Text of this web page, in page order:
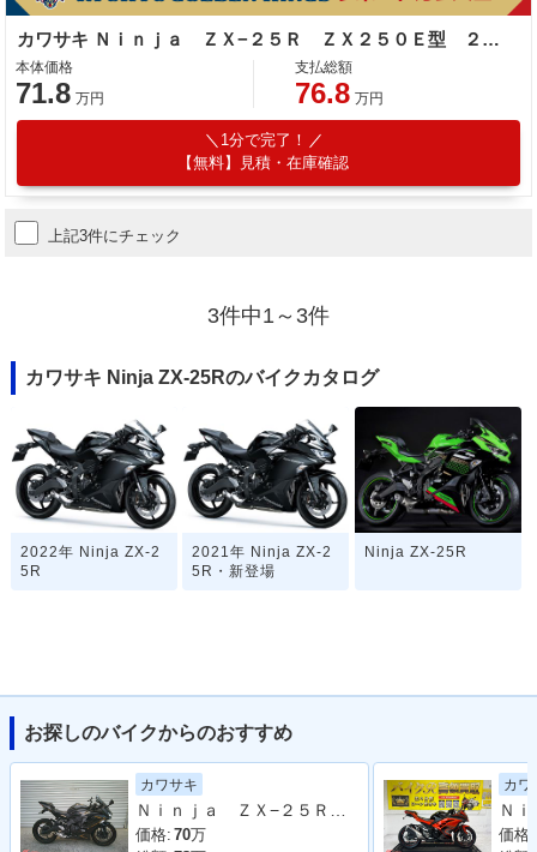
カワサキ Ｎｉｎｊａ ＺＸ−２５Ｒ ＺＸ２５０Ｅ型 ２０２１年モデル クイックシフター ＥＴＣ
本体価格
71.8 万円
支払総額
76.8 万円
1分で完了！
【無料】見積・在庫確認
上記3件にチェック
3件中1～3件
カワサキ Ninja ZX-25Rのバイクカタログ
2022年 Ninja ZX-2
5R
2021年 Ninja ZX-2
5R・新登場
Ninja ZX-25R
お探しのバイクからのおすすめ
カワサキ
Ｎｉｎｊａ ＺＸ−２５Ｒ ＳＥ
価格: 70万
カワ
価格: